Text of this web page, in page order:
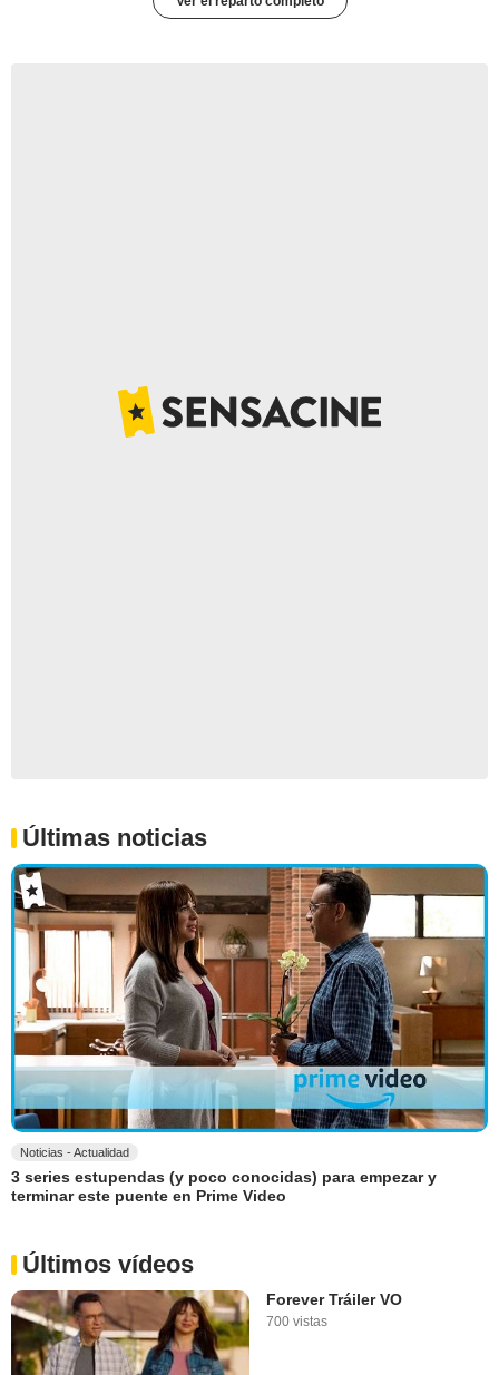
Últimas noticias
Noticias - Actualidad
3 series estupendas (y poco conocidas) para empezar y
terminar este puente en Prime Video
Últimos vídeos
Forever Tráiler VO
700 vistas